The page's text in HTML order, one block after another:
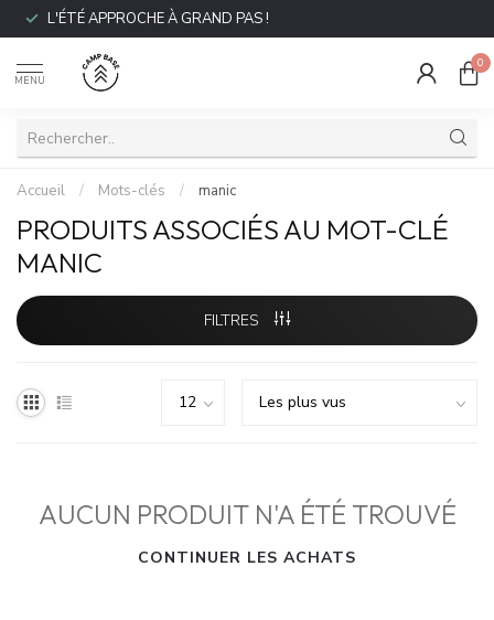
L'ÉTÉ APPROCHE À GRAND PAS !
MENU
0
Accueil / Mots-clés / manic
PRODUITS ASSOCIÉS AU MOT-CLÉ
MANIC
FILTRES
AUCUN PRODUIT N'A ÉTÉ TROUVÉ
CONTINUER LES ACHATS